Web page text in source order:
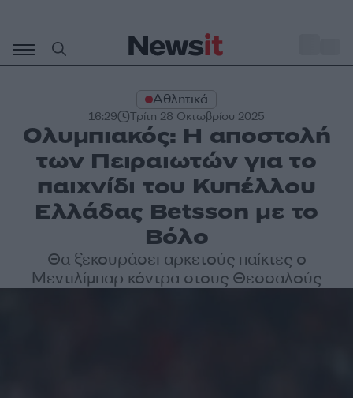
περιεχόμενο
Αθλητικά
16:29 Τρίτη 28 Οκτωβρίου 2025
Ολυμπιακός: Η αποστολή
των Πειραιωτών για το
παιχνίδι του Κυπέλλου
Ελλάδας Betsson με το
Βόλο
Θα ξεκουράσει αρκετούς παίκτες ο
Μεντιλίμπαρ κόντρα στους Θεσσαλούς